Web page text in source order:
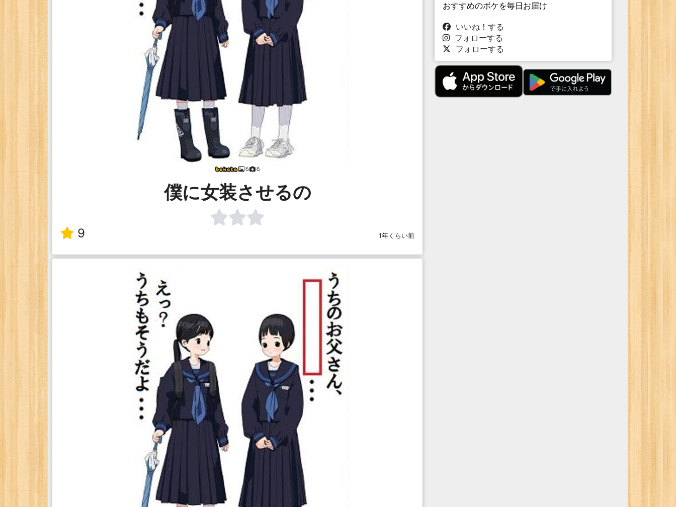
る る
僕に女装させるの
9 1年くらい前
おすすめのボケを毎日お届け
いいね！する
フォローする
フォローする